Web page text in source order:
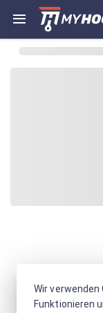
Wir
Funktionieren